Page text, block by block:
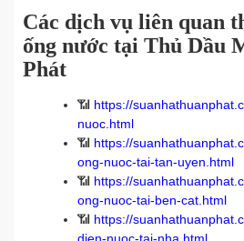
Các dịch vụ liên quan
ống nước tại Thủ Dầu
Phát
📶 https://
nuoc.html
📶 https://
ong-nuoc-tai-tan-uyen.html
📶 https://
ong-nuoc-tai-ben-cat.html
📶 https://